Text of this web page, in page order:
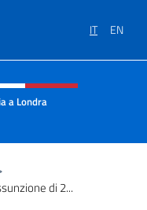
IT EN
e menù
a Londra
di 2...